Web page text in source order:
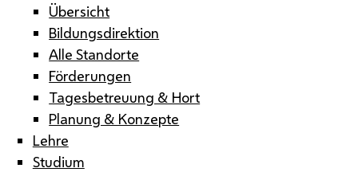
Übersicht
Bildungsdirektion
Alle Standorte
Förderungen
Tagesbetreuung & Hort
Planung & Konzepte
Lehre
Studium